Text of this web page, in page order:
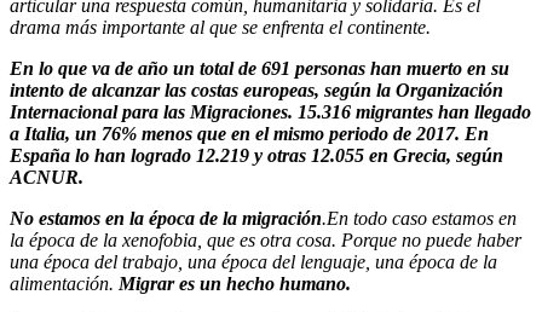
articular una respuesta común, humanitaria y solidaria. Es el
drama más importante al que se enfrenta el continente.
En lo que va de año un total de 691 personas han muerto en su
intento de alcanzar las costas europeas, según la Organización
Internacional para las Migraciones. 15.316 migrantes han llegado
a Italia, un 76% menos que en el mismo periodo de 2017. En
España lo han logrado 12.219 y otras 12.055 en Grecia, según
ACNUR.
No estamos en la época de la migración.En todo caso estamos en
la época de la xenofobia, que es otra cosa. Porque no puede haber
una época del trabajo, una época del lenguaje, una época de la
alimentación. Migrar es un hecho humano.